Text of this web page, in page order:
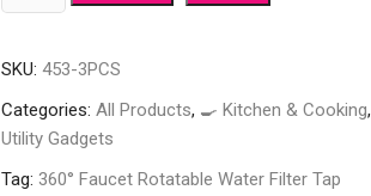
SKU: 453-3PCS
Categories: All Products, 🍳 Kitchen & Cooking,
Utility Gadgets
Tag: 360° Faucet Rotatable Water Filter Tap